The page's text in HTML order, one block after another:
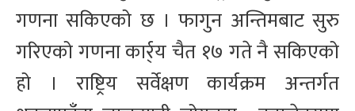
गणना सकिएको छ । फागुन अन्तिमबाट सुरु
गरिएको गणना कार्र्य चैत १७ गते नै सकिएको
हो । राष्ट्रिय सर्वेक्षण कार्यक्रम अन्तर्गत